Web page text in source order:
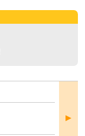
部屋
詳細